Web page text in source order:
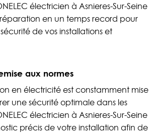
électricien à Asnieres-Sur-Seine
en un temps record pour
de vos installations et
aux normes
en électricité est constamment mise
une sécurité optimale dans les
électricien à Asnieres-Sur-Seine
précis de votre installation afin de